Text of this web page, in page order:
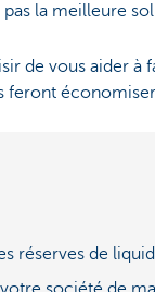
la meilleure
de vous aider à
réserves de